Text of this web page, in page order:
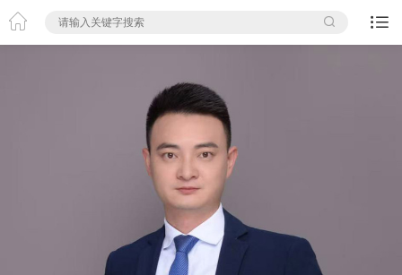
  